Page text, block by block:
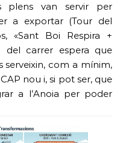
plens van servir per
a exportar (Tour del
«Sant Boi Respira +
del carrer espera que
serveixin, com a mínim,
nou i, si pot ser, que
a l’Anoia per poder